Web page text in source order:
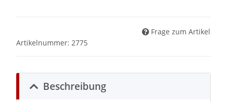
Frage zum Artikel
Artikelnummer: 2775
Beschreibung